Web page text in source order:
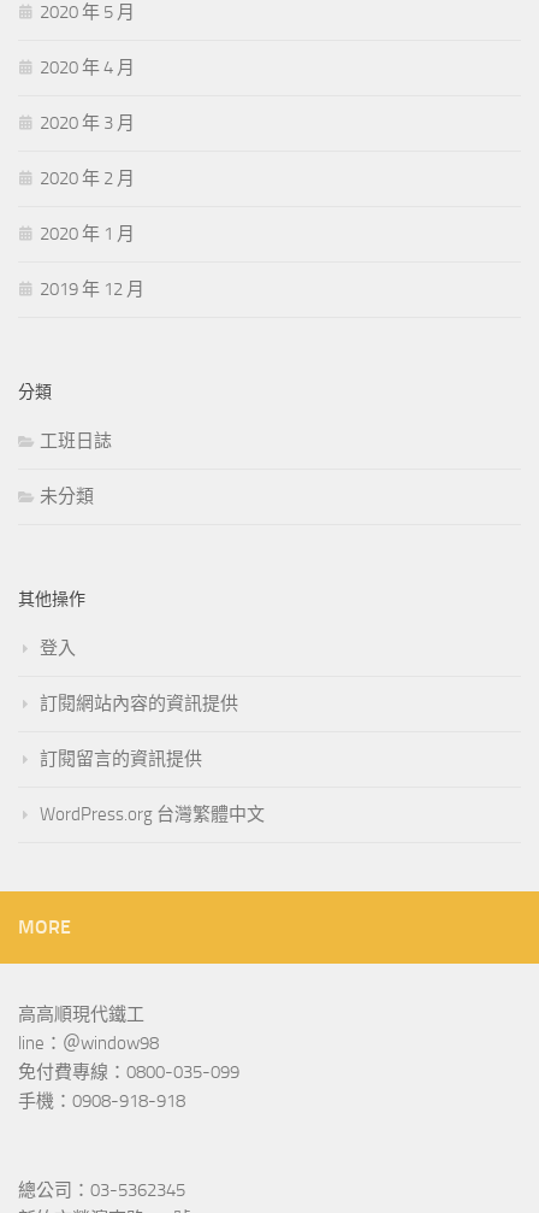
2020 年 5 月
2020 年 4 月
2020 年 3 月
2020 年 2 月
2020 年 1 月
2019 年 12 月
分類
工班日誌
未分類
其他操作
登入
訂閱網站內容的資訊提供
訂閱留言的資訊提供
WordPress.org 台灣繁體中文
MORE
高高順現代鐵工
line：＠window98
免付費專線：0800-035-099
手機：0908-918-918
總公司：03-5362345